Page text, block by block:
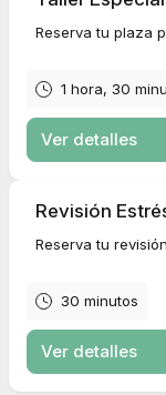
Reserva tu plaza
1 hora, 30
Ver detalles
Revisión
Reserva tu
30 minutos
Ver detalles